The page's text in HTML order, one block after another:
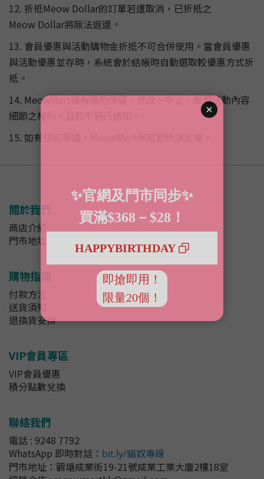
12. 折抵Meow Dollar的訂單若遭取消，已折抵之
Meow Dollar將無法返還。
13. 會員優惠與活動購物金折抵不可合併使用。當會員優惠
與活動優惠並存時，系統會於結帳時自動選取較優惠方式折
抵。
14. MeowMart擁有隨時保留、修改、中止、變更活動內容
細節之權利，且恕不另行通知。
15. 如有任何爭議，MeowMart保留最終決定權。
關於我們
商店介紹
門市地址
購物指南
付款方法
送貨須知
退換貨安排
VIP會員專區
VIP會員優惠
積分點數兌換
聯絡我們
電話 : 9248 7792
WhatsApp 即時對話 ： bit.ly/貓奴專線
門市地址： 觀塘成業街19-21號成業工業大廈2樓18室